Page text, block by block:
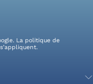
La politique de
s’appliquent.